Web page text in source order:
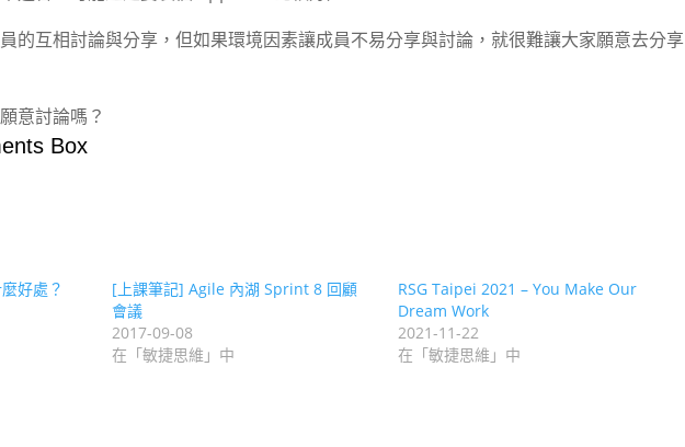
的互相討論與分享，但如果環境因素讓成員不易分享與討論，就很難讓大家願意去分享
意討論嗎？
Box
好處？
[上課筆記] Agile 內湖 Sprint 8 回顧
會議
2017-09-08
在「敏捷思維」中
RSG Taipei 2021 – You Make Our
Dream Work
2021-11-22
在「敏捷思維」中